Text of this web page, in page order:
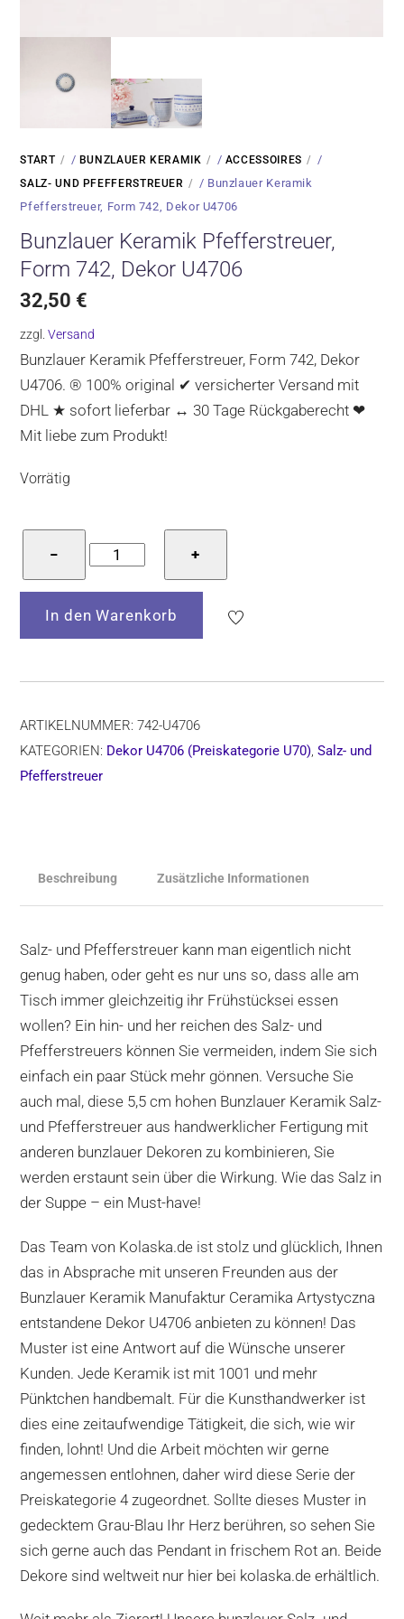
START / BUNZLAUER KERAMIK / ACCESSOIRES /
SALZ- UND PFEFFERSTREUER
/ Bunzlauer Keramik
Pfefferstreuer, Form 742, Dekor U4706
Bunzlauer Keramik Pfefferstreuer,
Form 742, Dekor U4706
32,50 €
zzgl.Versand
Bunzlauer Keramik Pfefferstreuer, Form 742, Dekor
U4706. ® 100% original ✔ versicherter Versand mit
DHL ★ sofort lieferbar ↔ 30 Tage Rückgaberecht ❤
Mit liebe zum Produkt!
Vorrätig
−
Bunzlauer
Keramik
Pfefferstreuer,
Form
742,
Menge
+
In den Warenkorb
ARTIKELNUMMER:742-U4706
KATEGORIEN: Dekor U4706 (Preiskategorie U70),Salz- und
Pfefferstreuer
Beschreibung Zusätzliche Informationen
Salz- und Pfefferstreuer kann man eigentlich nicht
genug haben, oder geht es nur uns so, dass alle am
Tisch immer gleichzeitig ihr Frühstücksei essen
wollen? Ein hin- und her reichen des Salz- und
Pfefferstreuers können Sie vermeiden, indem Sie sich
einfach ein paar Stück mehr gönnen. Versuche Sie
auch mal, diese 5,5 cm hohen Bunzlauer Keramik Salz-
und Pfefferstreuer aus handwerklicher Fertigung mit
anderen bunzlauer Dekoren zu kombinieren, Sie
werden erstaunt sein über die Wirkung. Wie das Salz in
der Suppe – ein Must-have!
Das Team von Kolaska.de ist stolz und glücklich, Ihnen
das in Absprache mit unseren Freunden aus der
Bunzlauer Keramik Manufaktur Ceramika Artystyczna
entstandene Dekor U4706 anbieten zu können! Das
Muster ist eine Antwort auf die Wünsche unserer
Kunden. Jede Keramik ist mit 1001 und mehr
Pünktchen handbemalt. Für die Kunsthandwerker ist
dies eine zeitaufwendige Tätigkeit, die sich, wie wir
finden, lohnt! Und die Arbeit möchten wir gerne
angemessen entlohnen, daher wird diese Serie der
Preiskategorie 4 zugeordnet. Sollte dieses Muster in
gedecktem Grau-Blau Ihr Herz berühren, so sehen Sie
sich gerne auch das Pendant in frischem Rot an. Beide
Dekore sind weltweit nur hier bei kolaska.de erhältlich.